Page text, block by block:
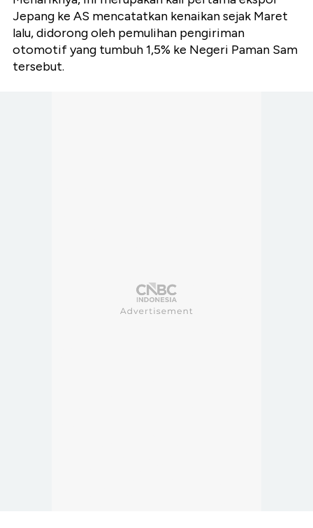
Jepang ke AS mencatatkan kenaikan sejak Maret
lalu, didorong oleh pemulihan pengiriman
otomotif yang tumbuh 1,5% ke Negeri Paman Sam
tersebut.